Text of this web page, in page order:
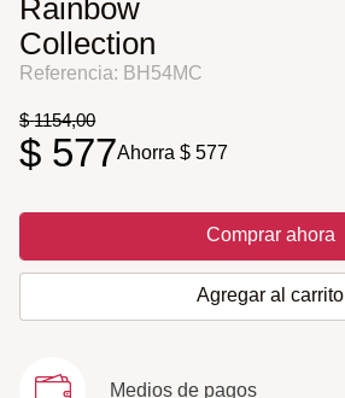
Rainbow
Collection
Referencia: BH54MC
$ 1154,00
$ 577Ahorra$ 577
Comprar ahora
Agregar al carrito
Medios de pagos